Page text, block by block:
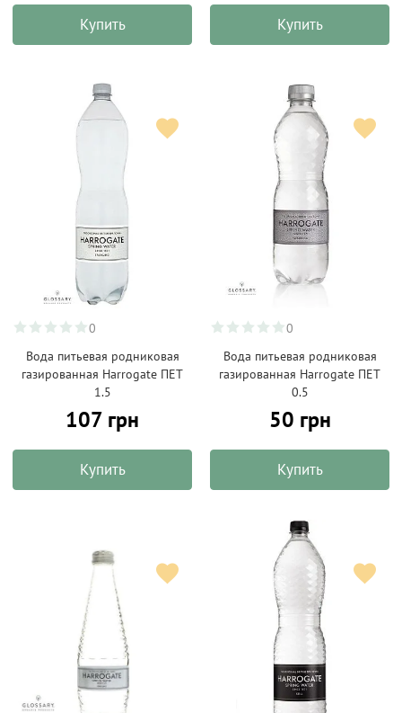
Купить Купить
0
Вода питьевая родниковая
газированная Harrogate ПЕТ
1.5
107 грн
Купить
0
Вода питьевая родниковая
газированная Harrogate ПЕТ
0.5
50 грн
Купить